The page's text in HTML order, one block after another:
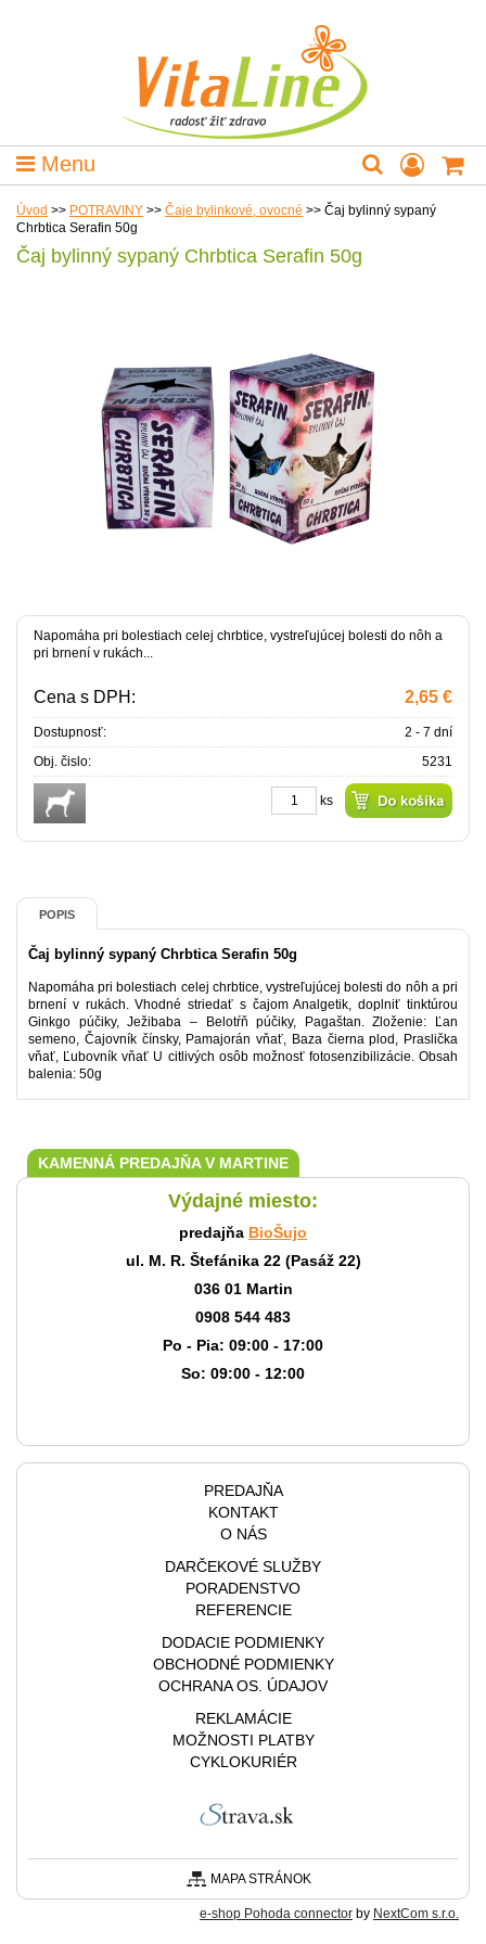
Menu
Úvod >> POTRAVINY >> Čaje bylinkové, ovocné >> Čaj bylinný sypaný
Chrbtica Serafin 50g
Čaj bylinný sypaný Chrbtica Serafin 50g
Napomáha pri bolestiach celej chrbtice, vystreľujúcej bolesti do nôh a
pri brnení v rukách...
Cena s DPH: 2,65 €
Dostupnosť:
2 - 7 dní
Obj. čislo:
5231
ks
POPIS
Čaj bylinný sypaný Chrbtica Serafin 50g
Napomáha pri bolestiach celej chrbtice, vystreľujúcej bolesti do nôh a pri
brnení v rukách. Vhodné striedať s čajom Analgetik, doplniť tinktúrou
Ginkgo púčiky, Ježibaba – Belotŕň púčiky, Pagaštan. Zloženie: Ľan
semeno, Čajovník čínsky, Pamajorán vňať, Baza čierna plod, Praslička
vňať, Ľubovník vňať U citlivých osôb možnosť fotosenzibilizácie. Obsah
balenia: 50g
KAMENNÁ PREDAJŇA V MARTINE
Výdajné miesto:
predajňa BioŠujo
ul. M. R. Štefánika 22 (Pasáž 22)
036 01 Martin
0908 544 483
Po - Pia: 09:00 - 17:00
So: 09:00 - 12:00
PREDAJŇA
KONTAKT
O NÁS
DARČEKOVÉ SLUŽBY
PORADENSTVO
REFERENCIE
DODACIE PODMIENKY
OBCHODNÉ PODMIENKY
OCHRANA OS. ÚDAJOV
REKLAMÁCIE
MOŽNOSTI PLATBY
CYKLOKURIÉR
MAPA STRÁNOK
e-shop Pohoda connector by NextCom s.r.o.